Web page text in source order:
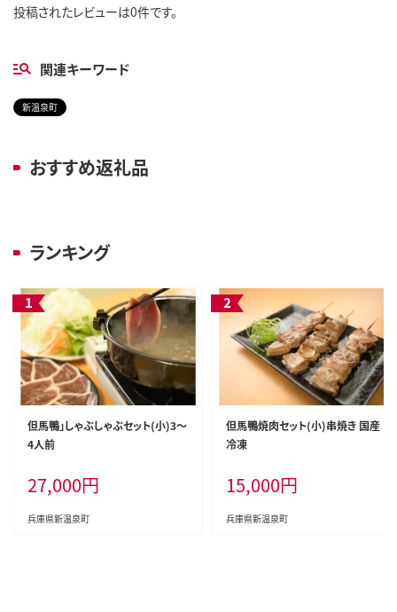
投稿されたレビューは0件です。
関連キーワード
新温泉町
おすすめ返礼品
ランキング
但馬鴨」しゃぶしゃぶセット(小)3～
4人前
27,000円
兵庫県新温泉町
但馬鴨焼肉セット(小)串焼き 国産
冷凍
15,000円
兵庫県新温泉町